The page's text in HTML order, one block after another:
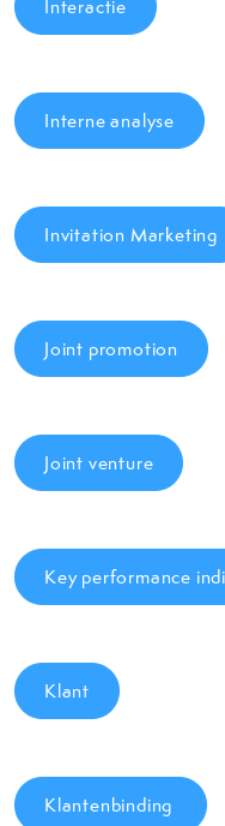
Interactie
Interne analyse
Invitation Marketing
Joint promotion
Joint venture
Key performance
Klant
Klantenbinding